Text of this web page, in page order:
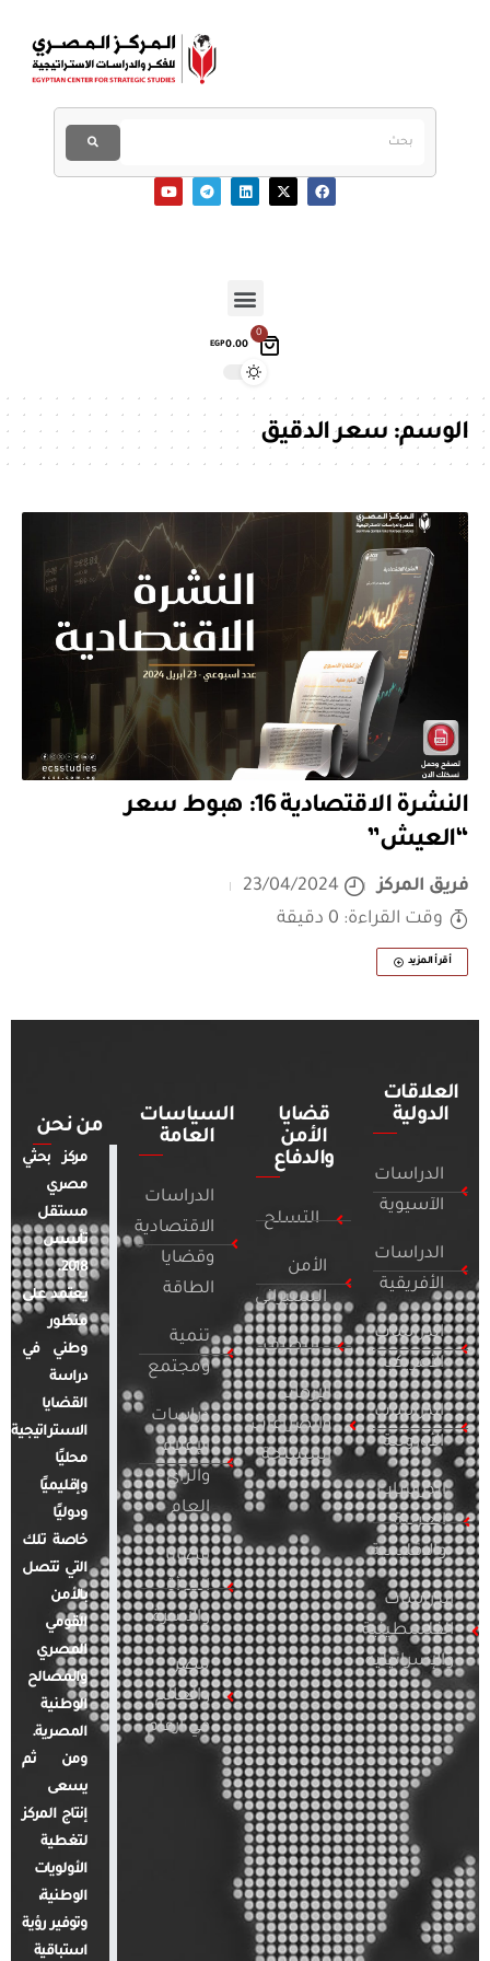
0
EGP0.00
الوسم:سعر الدقيق
النشرة الاقتصادية 16: هبوط سعر
“العيش”
فريق المركز
23/04/2024
وقت القراءة: 0 دقيقة
أقرأ المزيد
العلاقات
الدولية
الدراسات
الآسيوية
الدراسات
الأفريقية
الدراسات
الأمريكية
الدراسات
الأوروبية
الدراسات
العربية
والإقليمية
الدراسات
الفلسطينية
والإسرائيلية
قضايا
الأمن
والدفاع
التسلح
الأمن
السيبراني
التطرف
الإرهاب
والصراعات
المسلحة
السياسات
العامة
الدراسات
الاقتصادية
وقضايا
الطاقة
تنمية
ومجتمع
دراسات
الإعلام
والرأي
العام
قضايا
المرأة
والأسرة
مصر
والعالم
في أرقام
من نحن
مركز بحثي
مصري
مستقل
تأسس
2018.
يعتمد على
منظور
وطني في
دراسة
القضايا
الاستراتيجية
محليًا
وإقليميًا
ودوليًا
خاصة تلك
التي تتصل
بالأمن
القومي
المصري
والمصالح
الوطنية
المصرية.
ومن ثم
يسعى
إنتاج المركز
لتغطية
الأولويات
الوطنية،
وتوفير رؤية
استباقية